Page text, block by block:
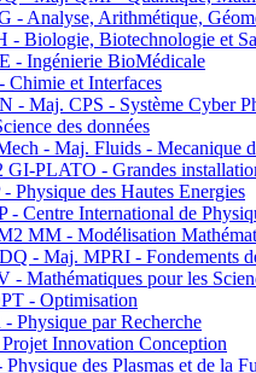
Analyse, Arithmétique,
Biologie, Biotechnologie et
- Ingénierie BioMédicale
et Interfaces
- Maj. CPS - Système Cyber
des données
- Maj. Fluids - Mecanique
PLATO - Grandes
Physique des Hautes Energies
Centre International de
MM - Modélisation
- Maj. MPRI - Fondements
Mathématiques pour les
- Optimisation
Physique par Recherche
Innovation Conception
des Plasmas et de la